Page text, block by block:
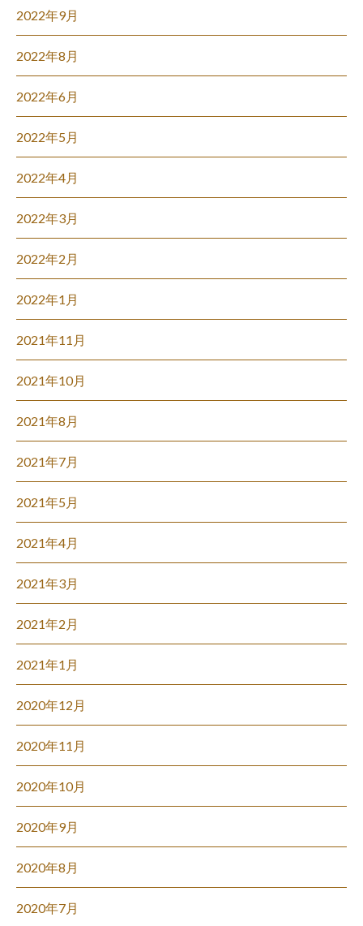
2022年9月
2022年8月
2022年6月
2022年5月
2022年4月
2022年3月
2022年2月
2022年1月
2021年11月
2021年10月
2021年8月
2021年7月
2021年5月
2021年4月
2021年3月
2021年2月
2021年1月
2020年12月
2020年11月
2020年10月
2020年9月
2020年8月
2020年7月